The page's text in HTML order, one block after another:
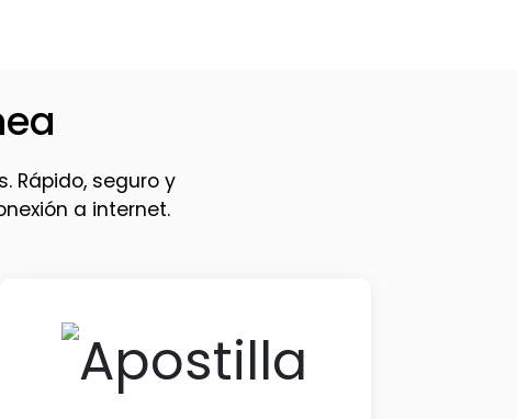
Rápido, seguro y
a internet.